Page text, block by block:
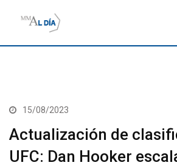
15/08/2023
Actualización de
UFC: Dan Hooker